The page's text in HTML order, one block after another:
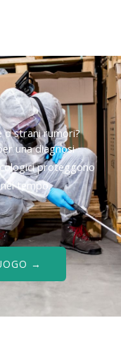
o strani rumori?
una diagnosi
proteggono
tempo.
→